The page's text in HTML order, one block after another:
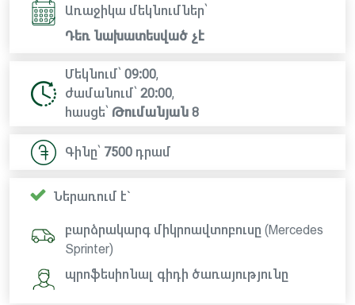
Առաջիկա մեկնումներ՝
Դեռ նախատեսված չէ
Մեկնում՝ 09:00,
ժամանում՝ 20:00,
հասցե՝ Թումանյան 8
Գինը՝ 7500 դրամ
Ներառում է`
բարձրակարգ միկրոավտոբուսը (Mercedes
Sprinter)
պրոֆեսիոնալ գիդի ծառայությունը